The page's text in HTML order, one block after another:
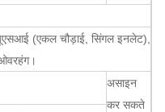
(एकल चौड़ाई, सिंगल इनलेट),
असाइन
कर सकते